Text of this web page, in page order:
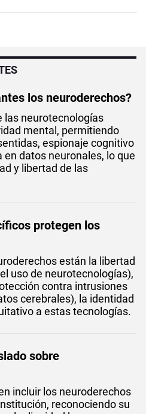
los neuroderechos?
las neurotecnologías
mental, permitiendo
espionaje cognitivo
datos neuronales, lo que
y libertad de las
protegen los
están la libertad
uso de neurotecnologías),
contra intrusiones
cerebrales), la identidad
a estas tecnologías.
sobre
incluir los neuroderechos
reconociendo su